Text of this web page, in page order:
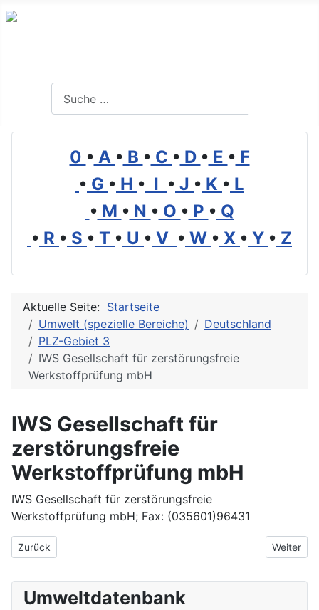
0 • A • B • C • D • E • F
• G • H • I • J • K • L
• M • N • O • P • Q
• R • S • T • U • V • W • X • Y • Z
Aktuelle Seite: Startseite
Umwelt (spezielle Bereiche)
Deutschland
PLZ-Gebiet 3
IWS Gesellschaft für zerstörungsfreie
Werkstoffprüfung mbH
IWS Gesellschaft für
zerstörungsfreie
Werkstoffprüfung mbH
IWS Gesellschaft für zerstörungsfreie
Werkstoffprüfung mbH; Fax: (035601)96431
Vorheriger Beitrag: IUP Ingenieure + Fortbildungsinstitut für
Zurück Nächster
Weiter
Umweltdatenbank